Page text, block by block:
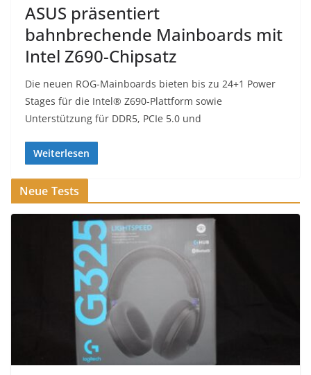
ASUS präsentiert
bahnbrechende Mainboards mit
Intel Z690-Chipsatz
Die neuen ROG-Mainboards bieten bis zu 24+1 Power
Stages für die Intel® Z690-Plattform sowie
Unterstützung für DDR5, PCIe 5.0 und
Weiterlesen
Neue Tests